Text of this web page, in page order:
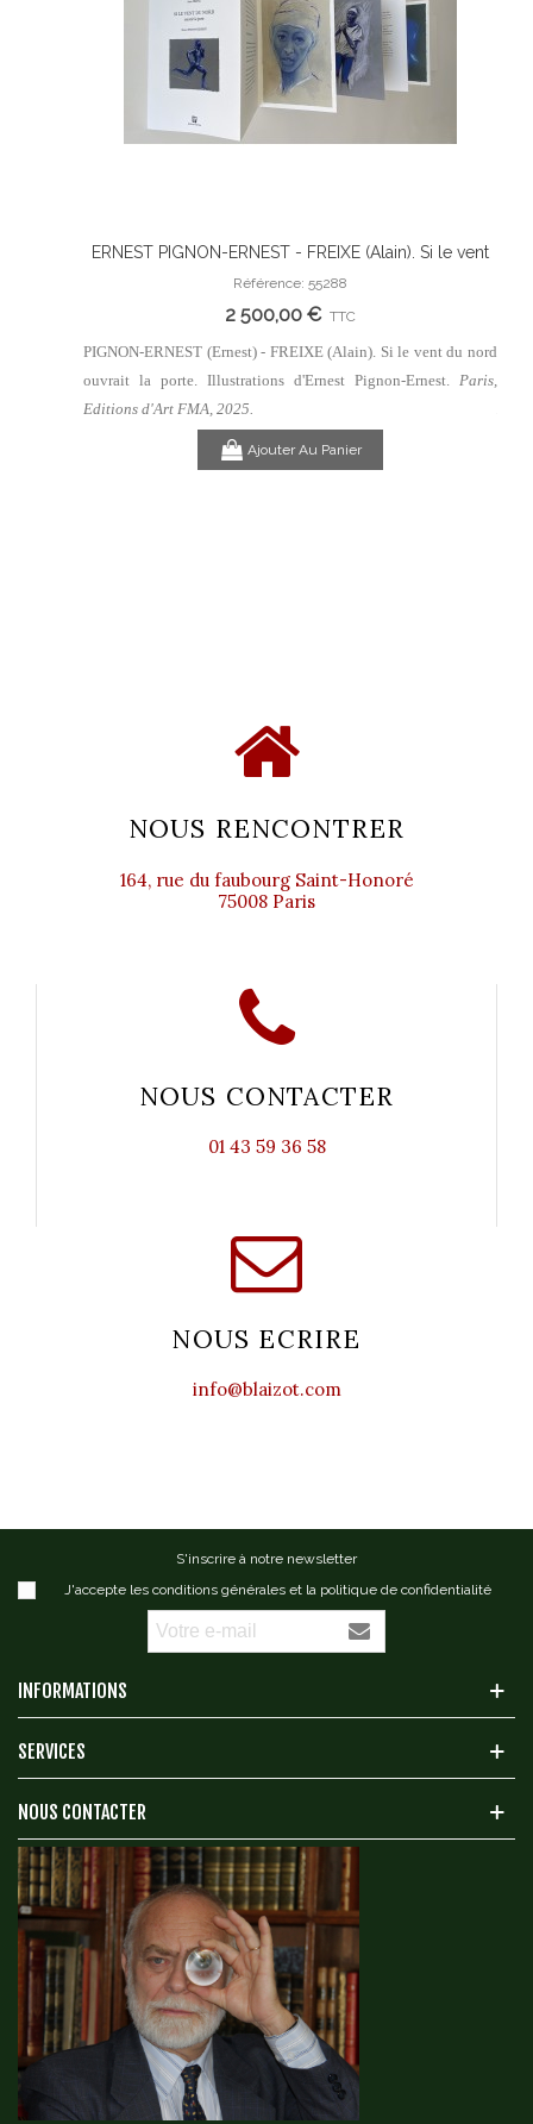
Ajouter Au Panier
ERNEST PIGNON-ERNEST - FREIXE (Alain). Si le vent
du nord ouvrait la porte. Illustrations d'Ernest Pignon-
Ernest.
Référence: 55288
2 500,00 € TTC
PIGNON-ERNEST (Ernest) - FREIXE (Alain). Si le vent du nord
ouvrait la porte. Illustrations d'Ernest Pignon-Ernest. Paris,
Editions d'Art FMA, 2025.
Ajouter Au Panier
NOUS RENCONTRER
164, rue du faubourg Saint-Honoré
75008 Paris
NOUS CONTACTER
01 43 59 36 58
NOUS ECRIRE
info@blaizot.com
S'inscrire à notre newsletter
J'accepte les conditions générales et la politique de confidentialité
INFORMATIONS
SERVICES
NOUS CONTACTER